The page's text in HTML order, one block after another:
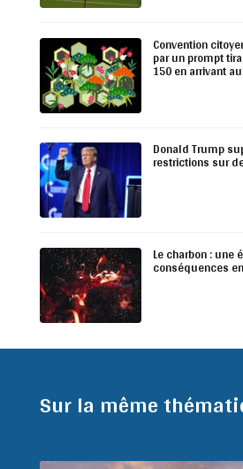
Convention
par un prompt
150 en arrivant
Donald Trump
restrictions sur
Le charbon : une
conséquences
Sur la même